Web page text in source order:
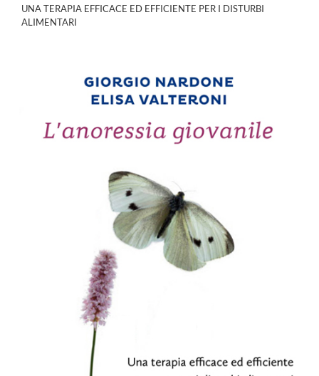
UNA TERAPIA EFFICACE ED EFFICIENTE PER I DISTURBI
ALIMENTARI